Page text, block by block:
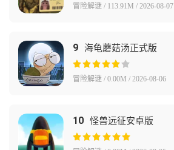
冒险解谜 / 113.91M / 2026-08-07
9 海龟蘑菇汤正式版
冒险解谜 / 0.00M / 2026-08-06
10 怪兽远征安卓版